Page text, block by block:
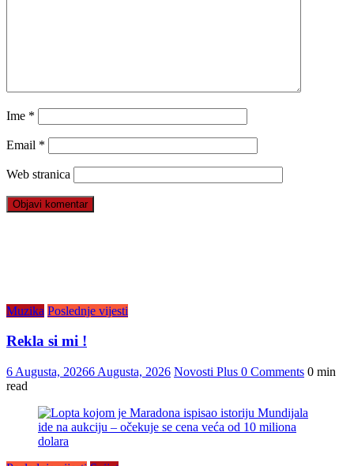
Ime *
Email *
Web stranica
Muzika Poslednje vijesti
Rekla si mi !
6 Augusta, 20266 Augusta, 2026 Novosti Plus 0 Comments 0 min
read